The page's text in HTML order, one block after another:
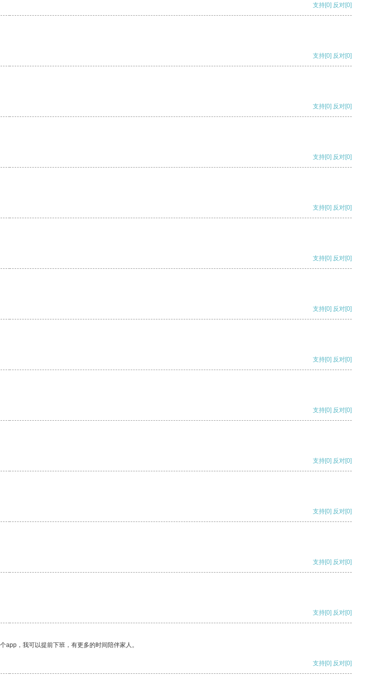
支持[0] 反对[0]
支持[0] 反对[0]
支持[0] 反对[0]
支持[0] 反对[0]
支持[0] 反对[0]
支持[0] 反对[0]
支持[0] 反对[0]
支持[0] 反对[0]
支持[0] 反对[0]
支持[0] 反对[0]
支持[0] 反对[0]
支持[0] 反对[0]
支持[0] 反对[0]
，我可以提前下班，有更多的时间陪伴家人。
支持[0] 反对[0]